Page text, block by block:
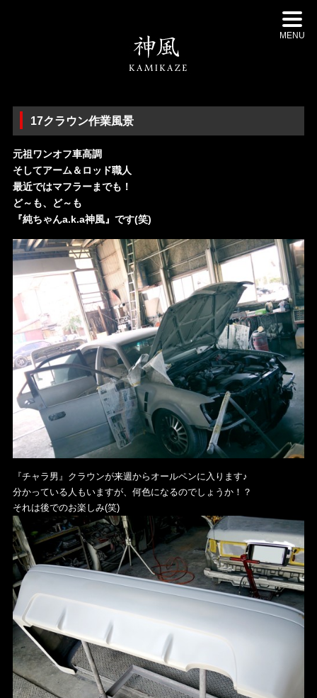
MENU
17クラウン作業風景
元祖ワンオフ車高調
そしてアーム＆ロッド職人
最近ではマフラーまでも！
ど～も、ど～も
『純ちゃんa.k.a神風』です(笑)
『チャラ男』クラウンが来週からオールペンに入ります♪
分かっている人もいますが、何色になるのでしょうか！？
それは後でのお楽しみ(笑)